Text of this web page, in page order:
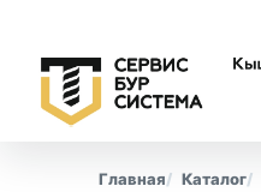
Главная Каталог